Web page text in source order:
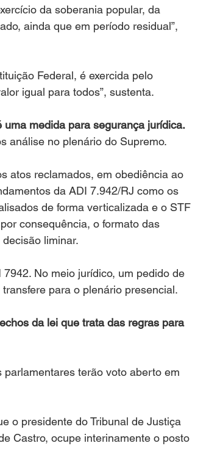
da soberania popular, da
ainda que em período residual”,
Federal, é exercida pelo
igual para todos”, sustenta.
medida para segurança jurídica.
análise no plenário do Supremo.
atos reclamados, em obediência ao
da ADI 7.942/RJ como os
de forma verticalizada e o STF
consequência, o formato das
liminar.
No meio jurídico, um pedido de
para o plenário presencial.
da lei que trata das regras para
terão voto aberto em
o presidente do Tribunal de Justiça
Castro, ocupe interinamente o posto